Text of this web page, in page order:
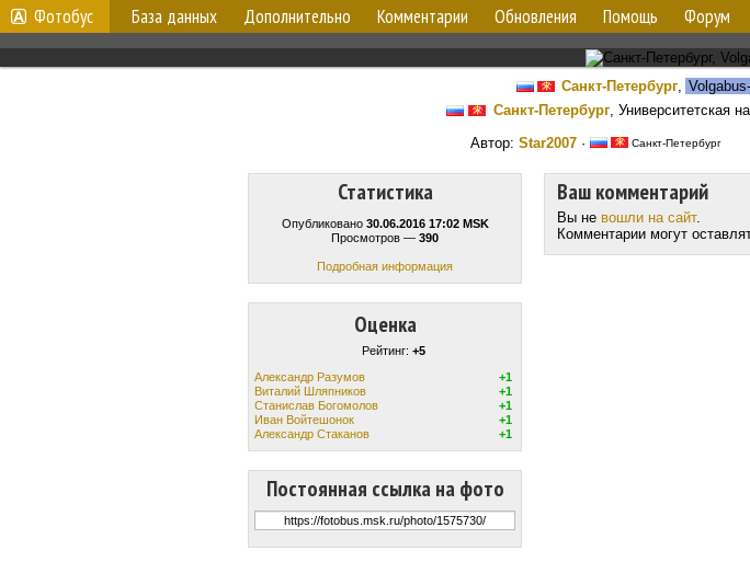
Фотобус База данных Дополнительно Комментарии Обновления Помощь Форум
Санкт-Петербург,
Санкт-Петербург, Университетская
Автор: Star2007· Санкт-Петербург
Статистика
Опубликовано 30.06.2016 17:02 MSK
Просмотров — 390
Подробная информация
Оценка
Рейтинг: +5
Александр Разумов
+1
Виталий Шляпникoв
+1
Станислав Богомолов
+1
Иван Войтешонок
+1
Александр Стаканов
+1
Постоянная ссылка на фото
Ваш комментарий
Вы не вошли на сайт.
Комментарии могут